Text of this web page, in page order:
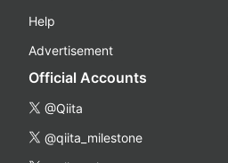
Help
Advertisement
Official Accounts
@Qiita
@qiita_milestone